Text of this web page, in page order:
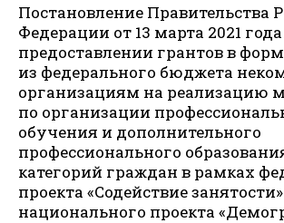
Постановление Правительства
Федерации от 13 марта 2021
предоставлении грантов в
из федерального бюджета
организациям на реализацию
по организации
обучения и дополнительного
профессионального
категорий граждан в рамках
проекта «Содействие занятости»
национального проекта